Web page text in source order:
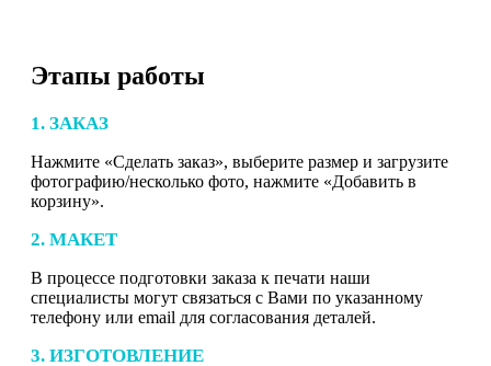
Этапы работы
1. ЗАКАЗ
Нажмите «Сделать заказ», выберите размер и загрузите
фотографию/несколько фото, нажмите «Добавить в
корзину».
2. МАКЕТ
В процессе подготовки заказа к печати наши
специалисты могут связаться с Вами по указанному
телефону или email для согласования деталей.
3. ИЗГОТОВЛЕНИЕ